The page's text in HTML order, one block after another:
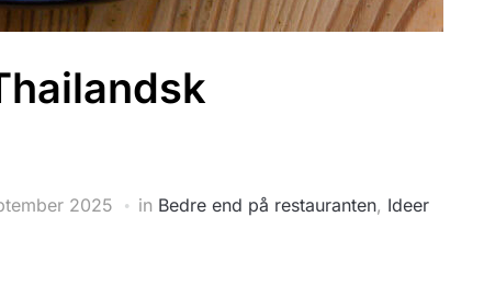
2025 in Bedre end på restauranten, Ideer